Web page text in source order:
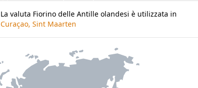
La valuta Fiorino delle Antille olandesi è utilizzata in
Curaçao, Sint Maarten